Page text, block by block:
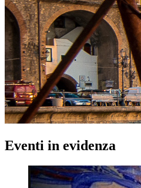
Eventi in evidenza